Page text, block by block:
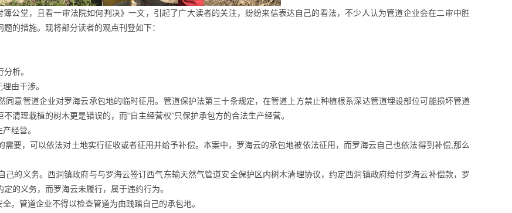
公堂，且看一审法院如何判决》一文，引起了广大读者的关注，纷纷来信表达自己的看法，不少人认为管道企业会在二审中胜
的措施。现将部分读者的观点刊登如下：
析。
由干涉。
意管道企业对罗海云承包地的临时征用。管道保护法第三十条规定，在管道上方禁止种植根系深达管道埋设部位可能损坏管道
清理栽植的树木更是错误的，而“自主经营权”只保护承包方的合法生产经营。
经营。
要，可以依法对土地实行征收或者征用并给予补偿。本案中，罗海云的承包地被依法征用，而罗海云自己也依法得到补偿,那么
的义务。西洞镇政府与与罗海云签订西气东输天然气管道安全保护区内树木清理协议，约定西洞镇政府给付罗海云补偿款，罗
的义务，而罗海云未履行，属于违约行为。
。管道企业不得以检查管道为由践踏自己的承包地。